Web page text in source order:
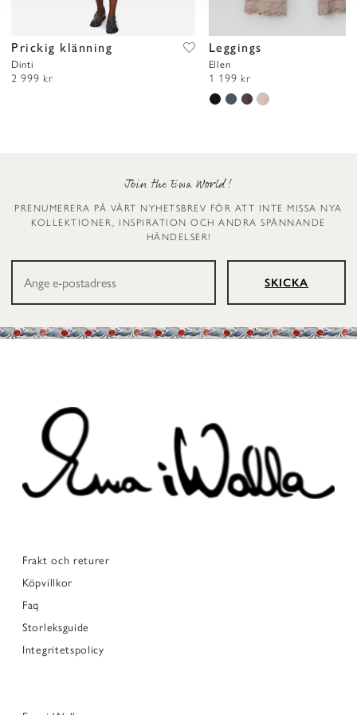
Prickig klänning
Dinti
2 999 kr
Leggings
Ellen
1 199 kr
Join the Ewa World!
PRENUMERERA PÅ VÅRT NYHETSBREV FÖR ATT INTE MISSA NYA
KOLLEKTIONER, INSPIRATION OCH ANDRA SPÄNNANDE
HÄNDELSER!
SKICKA
Frakt och returer
Köpvillkor
Faq
Storleksguide
Integritetspolicy